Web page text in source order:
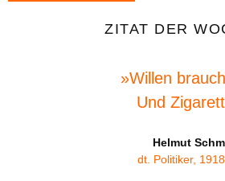
ZITAT DER
»Willen
Und
Helmut
dt. Politiker,